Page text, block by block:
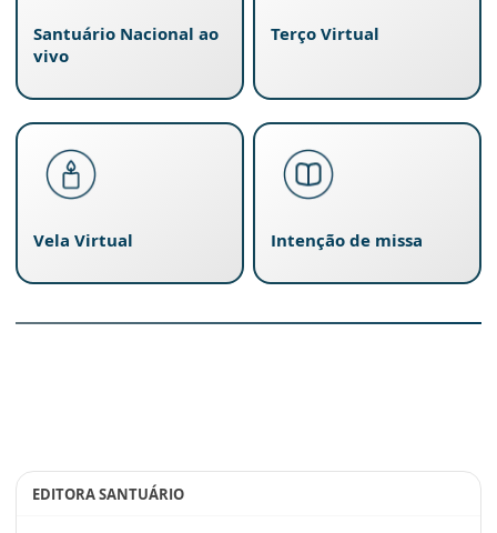
Santuário Nacional ao
vivo
Terço Virtual
Vela Virtual Intenção de missa
EDITORA SANTUÁRIO